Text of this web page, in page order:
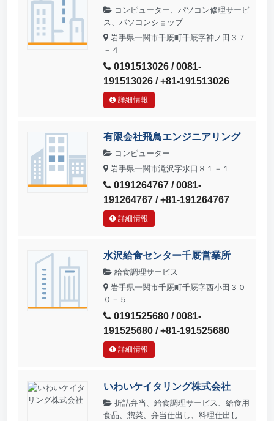
コンピューター、パソコン修理サービ
ス、パソコンショップ
岩手県一関市千厩町千厩字神ノ田３７
－４
0191513026 / 0081-
191513026 / +81-191513026
詳細情報
有限会社飛鳥エンジニアリング
コンピューター
岩手県一関市滝沢字水口８１－１
0191264767 / 0081-
191264767 / +81-191264767
詳細情報
水沢給食センター千厩営業所
給食調理サービス
岩手県一関市千厩町千厩字西小田３０
０－５
0191525680 / 0081-
191525680 / +81-191525680
詳細情報
いわいケイタリング株式会社
折詰弁当、給食調理サービス、給食用
食品、惣菜、弁当仕出し、料理仕出し